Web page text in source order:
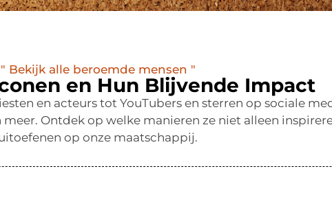
" Bekijk alle beroemde mensen "
en Hun Blijvende Impact
en acteurs tot YouTubers en sterren op sociale
Ontdek op welke manieren ze niet alleen
op onze maatschappij.